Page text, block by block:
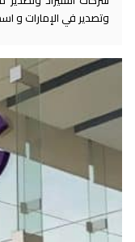
وتصدير في الإمارات و